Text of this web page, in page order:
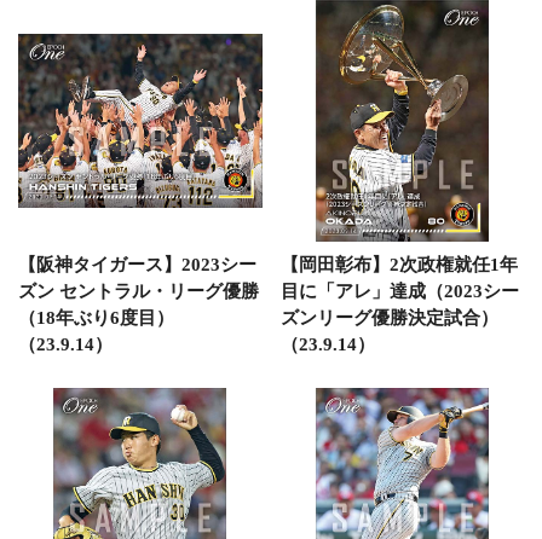
【阪神タイガース】2023シー
ズン セントラル・リーグ優勝
（18年ぶり6度目）
（23.9.14）
【岡田彰布】2次政権就任1年
目に「アレ」達成（2023シー
ズンリーグ優勝決定試合）
（23.9.14）